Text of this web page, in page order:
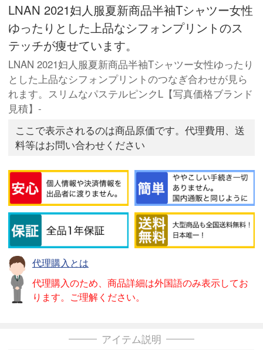
LNAN 2021妇人服夏新商品半袖Tシャツー女性
ゆったりとした上品なシフォンプリントのス
テッチが痩せています。
LNAN 2021妇人服夏新商品半袖Tシャツー女性ゆったり
とした上品なシフォンプリントのつなぎ合わせが見ら
れます。スリムなパステルピンクL【写真価格ブランド
見積】-
ここで表示されるのは商品原価です。代理費用、送
料等はお問い合わせください
代理購入とは
代理購入のため、商品詳細は外国語のみ表示してお
ります。ご理解ください。
アイテム説明